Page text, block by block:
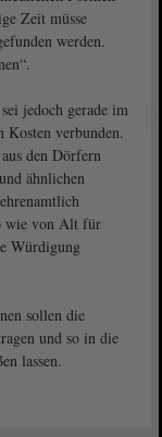
Zeit müsse
werden.
jedoch gerade im
verbunden.
den Dörfern
ähnlichen
wie von Alt für
Würdigung
sollen die
und so in die
lassen.